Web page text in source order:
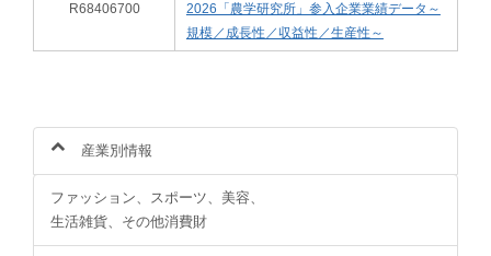
R68406700
2026「農学研究所」参入企業業績データ～
規模／成長性／収益性／生産性～
産業別情報
ファッション、スポーツ、美容、
生活雑貨、その他消費財